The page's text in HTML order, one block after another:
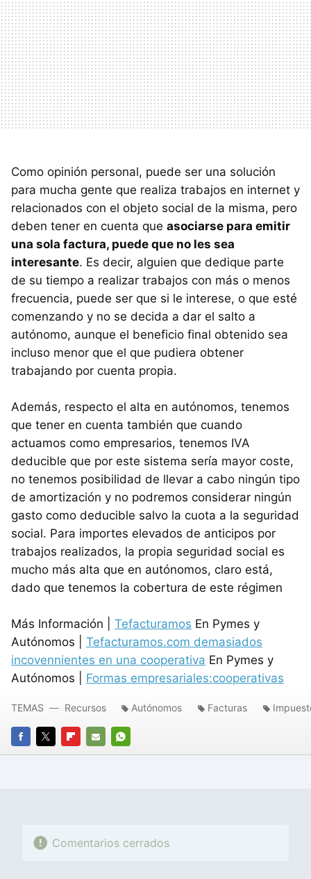
Como opinión personal, puede ser una solución
para mucha gente que realiza trabajos en internet y
relacionados con el objeto social de la misma, pero
deben tener en cuenta que asociarse para emitir
una sola factura, puede que no les sea
interesante. Es decir, alguien que dedique parte
de su tiempo a realizar trabajos con más o menos
frecuencia, puede ser que si le interese, o que esté
comenzando y no se decida a dar el salto a
autónomo, aunque el beneficio final obtenido sea
incluso menor que el que pudiera obtener
trabajando por cuenta propia.
Además, respecto el alta en autónomos, tenemos
que tener en cuenta también que cuando
actuamos como empresarios, tenemos IVA
deducible que por este sistema sería mayor coste,
no tenemos posibilidad de llevar a cabo ningún tipo
de amortización y no podremos considerar ningún
gasto como deducible salvo la cuota a la seguridad
social. Para importes elevados de anticipos por
trabajos realizados, la propia seguridad social es
mucho más alta que en autónomos, claro está,
dado que tenemos la cobertura de este régimen
Más Información | Tefacturamos En Pymes y
Autónomos | Tefacturamos.com demasiados
incovennientes en una cooperativa En Pymes y
Autónomos | Formas empresariales:cooperativas
FACEBOOK
TWITTERFLIPBOARD
E-
WHATSAPP
TEMAS Recursos Autónomos Facturas
Comentarios cerrados